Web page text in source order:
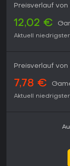
Preisverlauf
12,02 €
Aktuell
Preisverlauf von
7,78 €
Aktuell